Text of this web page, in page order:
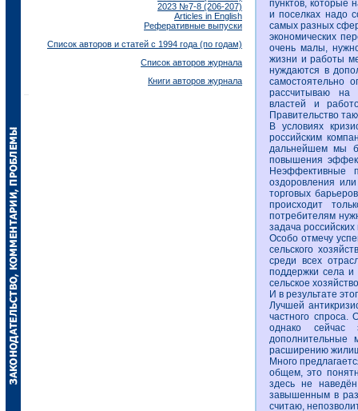
2023 №7-8 (206-207)
Articles in English
Реферативные выпуски
Список авторов и статей с 1994 года (по годам)
Список авторов журнала
Книги авторов журнала
пунктов, которые
и поселках надо
самых разных
экономических
очень малы,
жизни и работы
нуждаются в
самостоятельно
рассчитываю на
властей и
Правительство
В условиях
российским
дальнейшем мы
повышения
Неэффективные
оздоровления
торговых
происходит
потребителям
задача
Особо отмечу
сельского
среди всех
поддержки села и
сельское
И в результате
Лучшей
частного спроса.
однако сейчас
дополнительные
расширению
Много
общем, это
здесь не
завышенным в
считаю,